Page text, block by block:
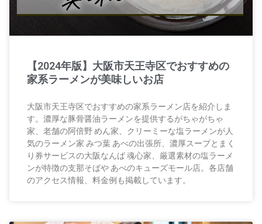
【2024年版】大阪市天王寺区でおすすめの
家系ラーメンが美味しいお店
大阪市天王寺区でおすすめの家系ラーメン店を紹介しま
す。濃厚な豚骨醤油ラーメンを提供するがちゃがちゃ
家、老舗の阿倍野 めん家、クリーミーな塩ラーメンが人
気のラーメン家 みつ葉 あべの出張所、濃厚スープとまく
り券サービスの大阪なんば 魂心家、厳選素材の塩ラーメ
ンが特徴の支那そばや あべのキューズモール店。各店舗
のアクセス情報、料金例も掲載しています。